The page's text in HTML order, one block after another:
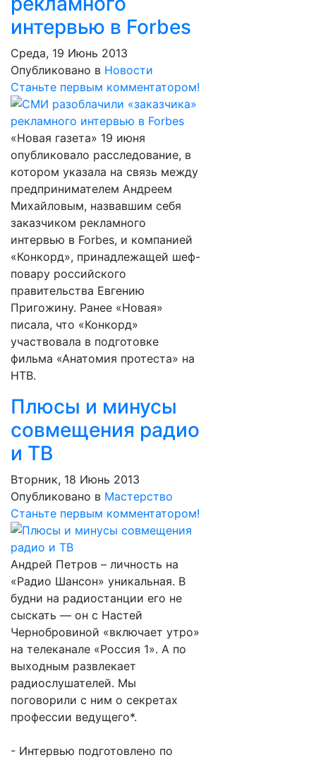
интервью в Forbes
Среда, 19 Июнь 2013
Опубликовано в Новости
Станьте первым комментатором!
«Новая газета» 19 июня
опубликовало расследование, в
котором указала на связь между
предпринимателем Андреем
Михайловым, назвавшим себя
заказчиком рекламного
интервью в Forbes, и компанией
«Конкорд», принадлежащей шеф-
повару российского
правительства Евгению
Пригожину. Ранее «Новая»
писала, что «Конкорд»
участвовала в подготовке
фильма «Анатомия протеста» на
НТВ.
Плюсы и минусы
совмещения радио
и ТВ
Вторник, 18 Июнь 2013
Опубликовано в Мастерство
Станьте первым комментатором!
Андрей Петров – личность на
«Радио Шансон» уникальная. В
будни на радиостанции его не
сыскать — он с Настей
Чернобровиной «включает утро»
на телеканале «Россия 1». А по
выходным развлекает
радиослушателей. Мы
поговорили с ним о секретах
профессии ведущего*.
- Интервью подготовлено по